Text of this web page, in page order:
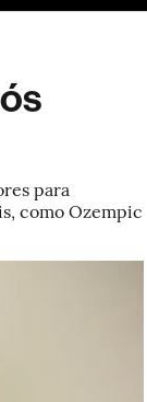
para
como Ozempic